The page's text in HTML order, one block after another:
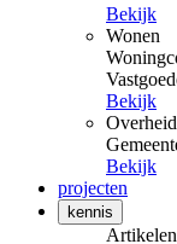
Bekijk
Wonen
Bekijk
Overheid
Bekijk
projecten
kennis
Artikelen